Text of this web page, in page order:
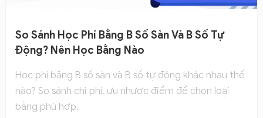
So Sánh Học Phí Bằng B Số Sàn Và B Số Tự
Động? Nên Học Bằng Nào
Học phí bằng B số sàn và B số tự động khác nhau thế
nào? So sánh chi phí, ưu nhược điểm để chọn loại
bằng phù hợp.